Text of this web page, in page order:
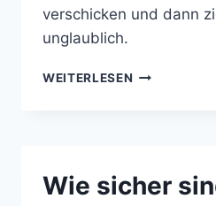
verschicken und dann
unglaublich.
WEITERLESEN SPAMMER
Wie sicher